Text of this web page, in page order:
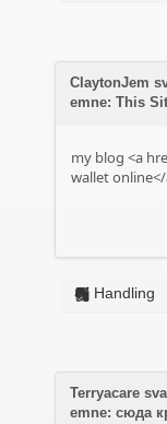
ClaytonJem
emne: This
my blog <a
wallet
Handling
Terryacare
emne: сюда